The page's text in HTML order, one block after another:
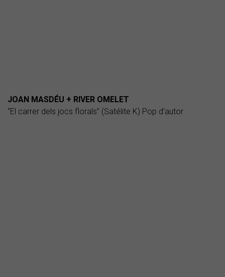
JOAN MASDÉU + RIVER OMELET
“El carrer dels jocs florals” (Satélite K) Pop d'autor